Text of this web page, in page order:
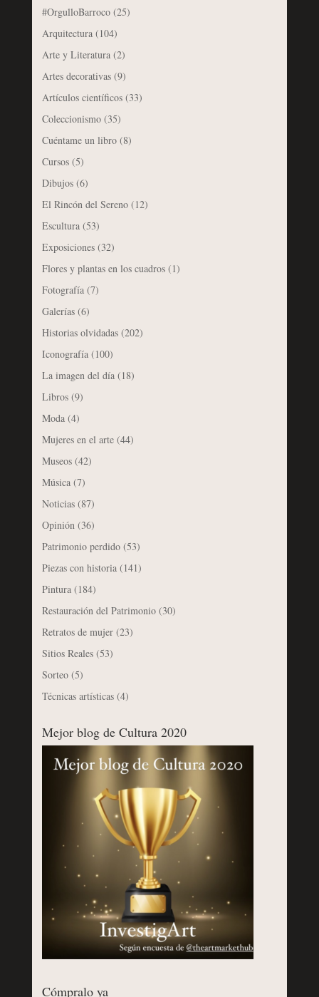
#OrgulloBarroco(25)
Arquitectura(104)
Arte y Literatura(2)
Artes decorativas(9)
Artículos científicos(33)
Coleccionismo(35)
Cuéntame un libro(8)
Cursos(5)
Dibujos(6)
El Rincón del Sereno(12)
Escultura(53)
Exposiciones(32)
Flores y plantas en los cuadros(1)
Fotografía(7)
Galerías(6)
Historias olvidadas(202)
Iconografía(100)
La imagen del día(18)
Libros(9)
Moda(4)
Mujeres en el arte(44)
Museos(42)
Música(7)
Noticias(87)
Opinión(36)
Patrimonio perdido(53)
Piezas con historia(141)
Pintura(184)
Restauración del Patrimonio(30)
Retratos de mujer(23)
Sitios Reales(53)
Sorteo(5)
Técnicas artísticas(4)
Mejor blog de Cultura 2020
Cómpralo ya